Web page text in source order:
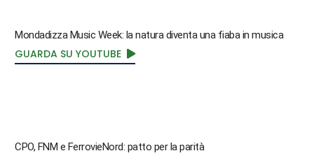
Mondadizza Music Week: la natura diventa una fiaba in musica
GUARDA SU YOUTUBE
CPO, FNM e FerrovieNord: patto per la parità